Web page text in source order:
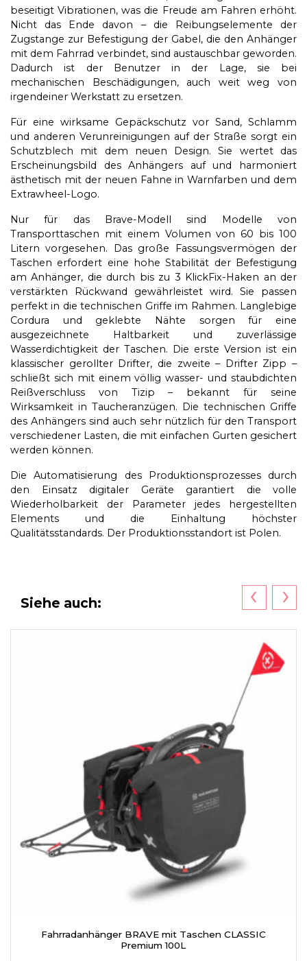
beseitigt Vibrationen, was die Freude am Fahren erhöht.
Nicht das Ende davon – die Reibungselemente der
Zugstange zur Befestigung der Gabel, die den Anhänger
mit dem Fahrrad verbindet, sind austauschbar geworden.
Dadurch ist der Benutzer in der Lage, sie bei
mechanischen Beschädigungen, auch weit weg von
irgendeiner Werkstatt zu ersetzen.
Für eine wirksame Gepäckschutz vor Sand, Schlamm
und anderen Verunreinigungen auf der Straße sorgt ein
Schutzblech mit dem neuen Design. Sie wertet das
Erscheinungsbild des Anhängers auf und harmoniert
ästhetisch mit der neuen Fahne in Warnfarben und dem
Extrawheel-Logo.
Nur für das Brave-Modell sind Modelle von
Transporttaschen mit einem Volumen von 60 bis 100
Litern vorgesehen. Das große Fassungsvermögen der
Taschen erfordert eine hohe Stabilität der Befestigung
am Anhänger, die durch bis zu 3 KlickFix-Haken an der
verstärkten Rückwand gewährleistet wird. Sie passen
perfekt in die technischen Griffe im Rahmen. Langlebige
Cordura und geklebte Nähte sorgen für eine
ausgezeichnete Haltbarkeit und zuverlässige
Wasserdichtigkeit der Taschen. Die erste Version ist ein
klassischer gerollter Drifter, die zweite – Drifter Zipp –
schließt sich mit einem völlig wasser- und staubdichten
Reißverschluss von Tizip – bekannt für seine
Wirksamkeit in Taucheranzügen. Die technischen Griffe
des Anhängers sind auch sehr nützlich für den Transport
verschiedener Lasten, die mit einfachen Gurten gesichert
werden können.
Die Automatisierung des Produktionsprozesses durch
den Einsatz digitaler Geräte garantiert die volle
Wiederholbarkeit der Parameter jedes hergestellten
Elements und die Einhaltung höchster
Qualitätsstandards. Der Produktionsstandort ist Polen.
Siehe auch:
Fahrradanhänger BRAVE mit Taschen CLASSIC
Premium 100L
‹ ›